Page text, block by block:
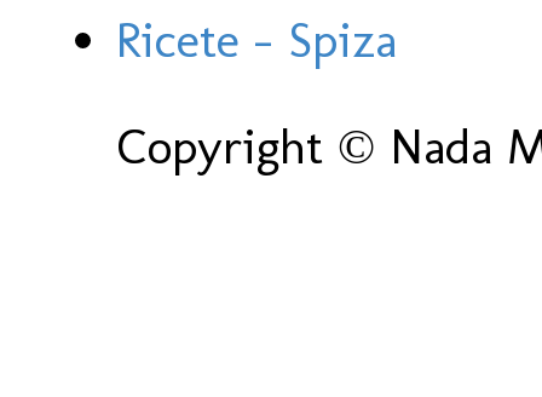
Ricete - Spiza
Copyright © Nada